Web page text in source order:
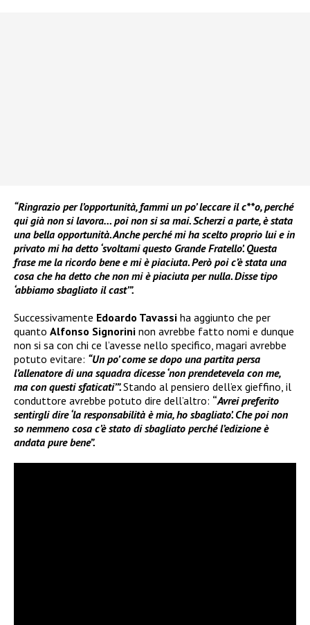
“Ringrazio per l’opportunità, fammi un po’ leccare il c**o, perché
qui già non si lavora… poi non si sa mai. Scherzi a parte, è stata
una bella opportunità. Anche perché mi ha scelto proprio lui e in
privato mi ha detto ‘svoltami questo Grande Fratello’. Questa
frase me la ricordo bene e mi è piaciuta. Però poi c’è stata una
cosa che ha detto che non mi è piaciuta per nulla. Disse tipo
‘abbiamo sbagliato il cast’”.
Successivamente Edoardo Tavassi ha aggiunto che per
quanto Alfonso Signorini non avrebbe fatto nomi e dunque
non si sa con chi ce l’avesse nello specifico, magari avrebbe
potuto evitare: “Un po’ come se dopo una partita persa
l’allenatore di una squadra dicesse ‘non prendetevela con me,
ma con questi sfaticati’”.Stando al pensiero dell’ex gieffino, il
conduttore avrebbe potuto dire dell’altro: “Avrei preferito
sentirgli dire ‘la responsabilità è mia, ho sbagliato’. Che poi non
so nemmeno cosa c’è stato di sbagliato perché l’edizione è
andata pure bene”.